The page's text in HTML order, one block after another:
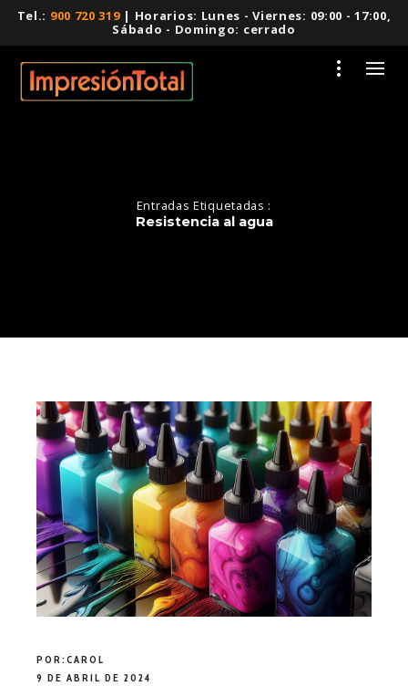
Tel.: 900 720 319| Horarios: Lunes - Viernes: 09:00 - 17:00,
Sábado - Domingo: cerrado
Entradas Etiquetadas :
Resistencia al agua
POR:CAROL
9 DE ABRIL DE 2024